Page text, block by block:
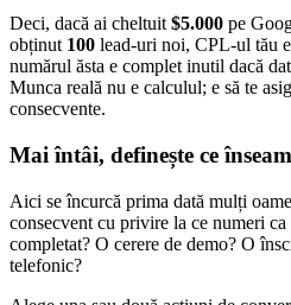
Deci, dacă ai cheltuit $5.000 pe
obținut 100 lead-uri noi, CPL-ul tău
numărul ăsta e complet inutil dacă
Munca reală nu e calculul; e să te
consecvente.
Mai întâi, definește ce
Aici se încurcă prima dată mulți
consecvent cu privire la ce numeri
completat? O cerere de demo? O
telefonic?